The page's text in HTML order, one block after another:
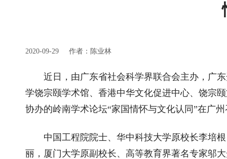
2020-09-29 作者：陈业林
近日，由广东省社会科学界联合会主办，广
学饶宗颐学术馆、香港中华文化促进中心、饶宗
协办的岭南学术论坛“家国情怀与文化认同”在广
中国工程院院士、华中科技大学原校长李培
丽，厦门大学原副校长、高等教育界著名专家邬